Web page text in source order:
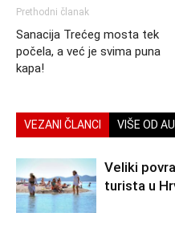
Prethodni članak
Sanacija Trećeg mosta tek
počela, a već je svima puna
kapa!
VEZANI ČLANCI VIŠE OD
Veliki
turista u